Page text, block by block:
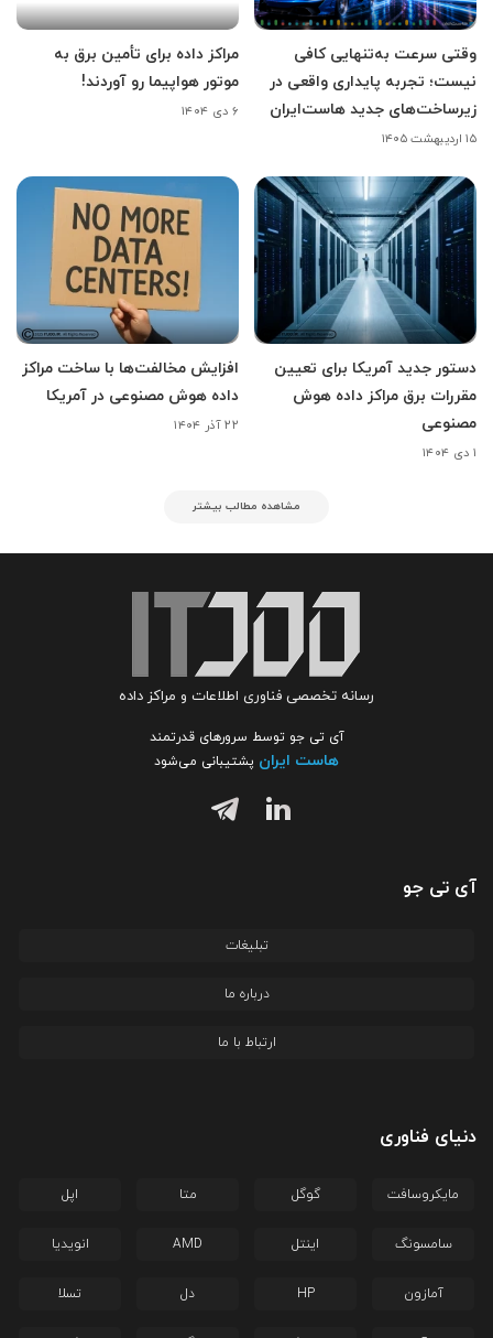
وقتی سرعت به‌تنهایی کافی
نیست؛ تجربه پایداری واقعی در
زیرساخت‌های جدید هاست‌ایران
۱۵ اردیبهشت ۱۴۰۵
مراکز داده برای تأمین برق به
موتور هواپیما رو آوردند!
۶ دی ۱۴۰۴
دستور جدید آمریکا برای تعیین
مقررات برق مراکز داده هوش
مصنوعی
۱ دی ۱۴۰۴
افزایش مخالفت‌ها با ساخت مراکز
داده هوش مصنوعی در آمریکا
۲۲ آذر ۱۴۰۴
مشاهده مطالب بیشتر
رسانه تخصصی فناوری اطلاعات و مراکز داده
آی تی جو توسط سرورهای قدرتمند
هاست ایران پشتیبانی می‌شود
آی تی جو
تبلیغات
درباره ما
ارتباط با ما
دنیای فناوری
مایکروسافت گوگل متا اپل
سامسونگ اینتل AMD انویدیا
آمازون HP دل تسلا